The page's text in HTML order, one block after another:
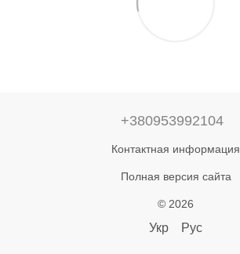
+380953992104
Контактная информация
Полная версия сайта
© 2026
Укр Рус